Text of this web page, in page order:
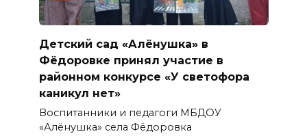
Детский сад «Алёнушка» в
Фёдоровке принял участие в
районном конкурсе «У светофора
каникул нет»
Воспитанники и педагоги МБДОУ
«Алёнушка» села Фёдоровка